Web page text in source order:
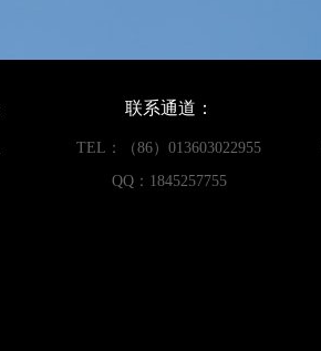
联系通道：
TEL：（86）013603022955
QQ：1845257755